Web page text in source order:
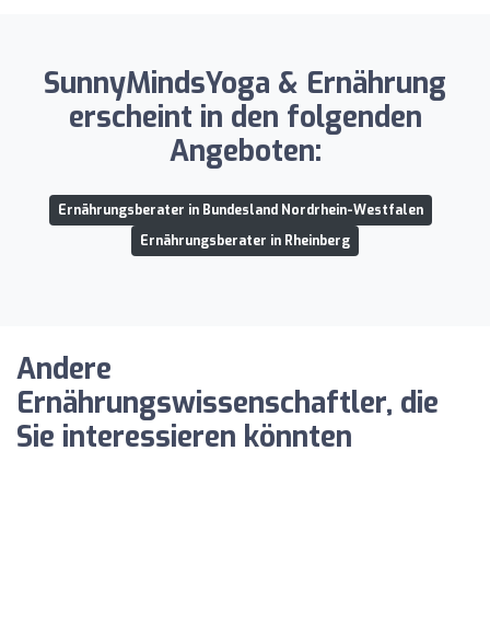
SunnyMindsYoga & Ernährung
erscheint in den folgenden
Angeboten:
Ernährungsberater in Bundesland Nordrhein-Westfalen
Ernährungsberater in Rheinberg
Andere
Ernährungswissenschaftler, die
Sie interessieren könnten